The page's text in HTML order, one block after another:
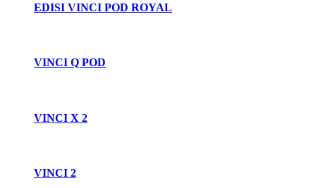
EDISI VINCI POD ROYAL
VINCI Q POD
VINCI X 2
VINCI 2